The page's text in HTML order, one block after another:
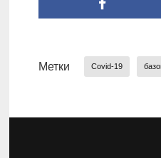
Метки Covid-19